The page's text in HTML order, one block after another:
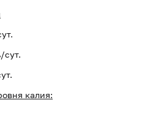
сут.
калия: